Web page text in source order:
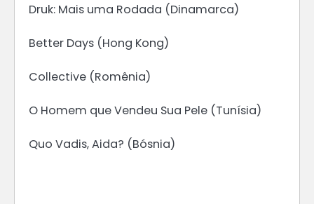
Druk: Mais uma Rodada (Dinamarca)
Better Days (Hong Kong)
Collective (Romênia)
O Homem que Vendeu Sua Pele (Tunísia)
Quo Vadis, Aida? (Bósnia)